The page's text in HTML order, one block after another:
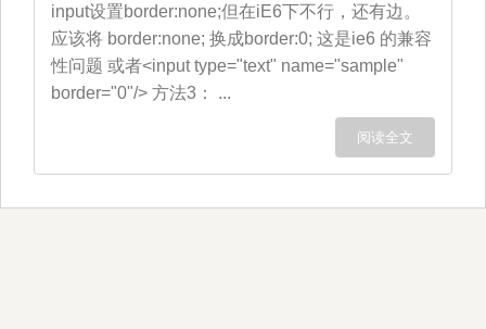
input设置border:none;但在iE6下不行，还有边。
应该将 border:none; 换成border:0; 这是ie6 的兼容
性问题 或者<input type="text" name="sample"
border="0"/> 方法3： ...
阅读全文